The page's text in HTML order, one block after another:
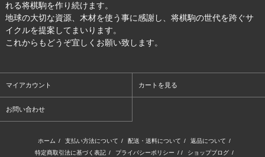
れる将棋駒を作り続けます。
地球の大切な資源、木材を使う事に感謝し、将棋駒の世代を跨ぐサ
イクルを提案してまいります。
これからもどうぞ宜しくお願い致します。
マイアカウント カートを見る
お問い合わせ
ホーム / 支払い方法について / 配送・送料について / 返品について /
特定商取引法に基づく表記 / プライバシーポリシー / / ショップブログ /